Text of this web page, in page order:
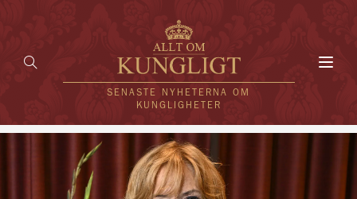
SENASTE NYHETERNA OM
KUNGLIGHETER
HEM
KUNGAFAMILJEN